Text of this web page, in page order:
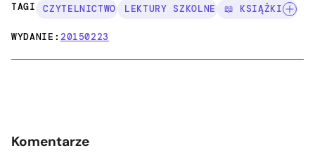
TAGI: CZYTELNICTWO LEKTURY SZKOLNE 📖 KSIĄŻKI
WYDANIE:20150223
Komentarze